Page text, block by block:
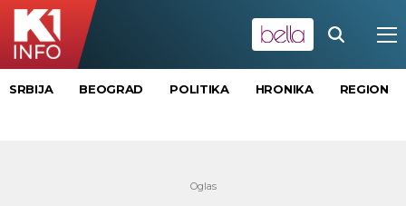
SRBIJA BEOGRAD POLITIKA HRONIKA REGION